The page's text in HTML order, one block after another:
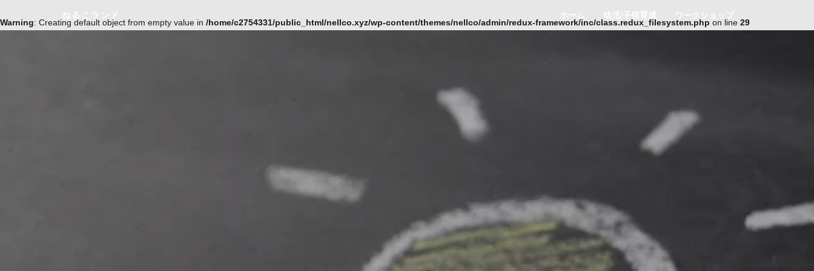
Warning: Creating default object from empty value in /home/c2754331/public_html/nellco.xyz/wp-content/themes/nellco/admin/redux-framework/inc/class.redux_filesystem.php on line 29
ねるこランド ホーム 幼児/子供育成 ワークショップ